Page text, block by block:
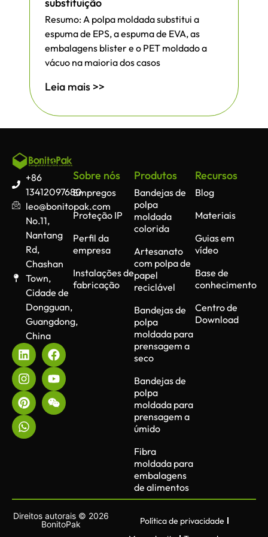
Resumo: A polpa moldada substitui a
espuma de EPS, a espuma de EVA, as
embalagens blister e o PET moldado a
vácuo na maioria dos casos
Leia mais >>
+86
13412097680
leo@bonitopak.com
No.11,
Nantang
Rd,
Chashan
Town,
Cidade de
Dongguan,
Guangdong,
China
Sobre nós
Empregos
Proteção IP
Perfil da
empresa
Instalações de
fabricação
Produtos
Bandejas de
polpa
moldada
colorida
Artesanato
com polpa de
papel
reciclável
Bandejas de
polpa
moldada para
prensagem a
seco
Bandejas de
polpa
moldada para
prensagem a
úmido
Fibra
moldada para
embalagens
de alimentos
Recursos
Blog
Materiais
Guias em
vídeo
Base de
conhecimento
Centro de
Download
Direitos autorais © 2026
BonitoPak
Política de privacidade